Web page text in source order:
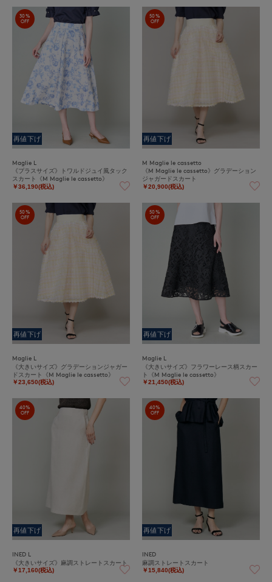
30%
OFF
再値下げ
Maglie L
《プラスサイズ》トワルドジュイ風タック
スカート《M Maglie le cassetto》
￥36,190(税込)
50%
OFF
再値下げ
M Maglie le cassetto
《M Maglie le cassetto》グラデーション
ジャガードスカート
￥20,900(税込)
50%
OFF
再値下げ
Maglie L
《大きいサイズ》グラデーションジャガー
ドスカート《M Maglie le cassetto》
￥23,650(税込)
50%
OFF
再値下げ
Maglie L
《大きいサイズ》フラワーレース柄スカー
ト《M Maglie le cassetto》
￥21,450(税込)
40%
OFF
再値下げ
INED L
《大きいサイズ》麻調ストレートスカート
￥17,160(税込)
40%
OFF
再値下げ
INED
麻調ストレートスカート
￥15,840(税込)